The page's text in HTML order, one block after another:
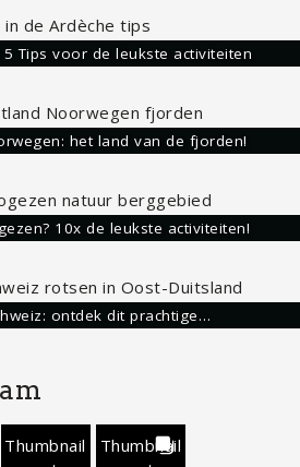
Tips voor de leukste activiteiten
het land van de fjorden!
10x de leukste activiteiten!
ontdek dit prachtige…
Thumbnail
Thumbnail